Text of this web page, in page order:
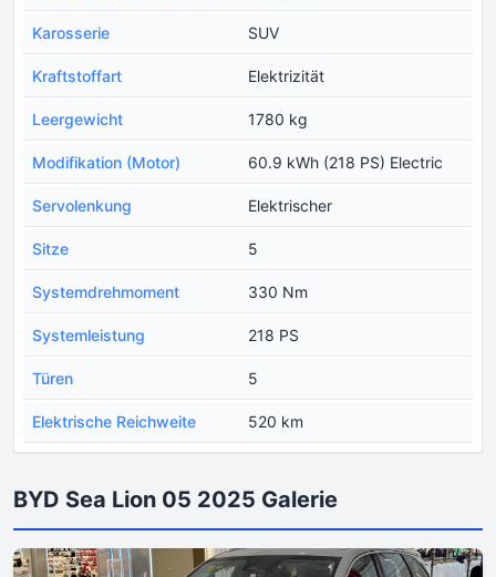
Karosserie SUV
Kraftstoffart Elektrizität
Leergewicht 1780 kg
Modifikation (Motor) 60.9 kWh (218 PS) Electric
Servolenkung Elektrischer
Sitze 5
Systemdrehmoment 330 Nm
Systemleistung 218 PS
Türen 5
Еlektrische Reichweite 520 km
BYD Sea Lion 05 2025 Galerie